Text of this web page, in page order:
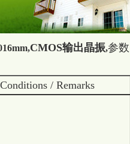
CMOS输出晶振,参数
Conditions / Remarks